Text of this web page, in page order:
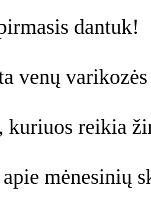
dantuk!
venų
kuriuos reikia
mėnesinių